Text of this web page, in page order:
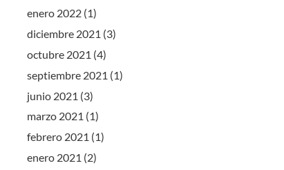
enero 2022 (1)
diciembre 2021 (3)
octubre 2021 (4)
septiembre 2021 (1)
junio 2021 (3)
marzo 2021 (1)
febrero 2021 (1)
enero 2021 (2)